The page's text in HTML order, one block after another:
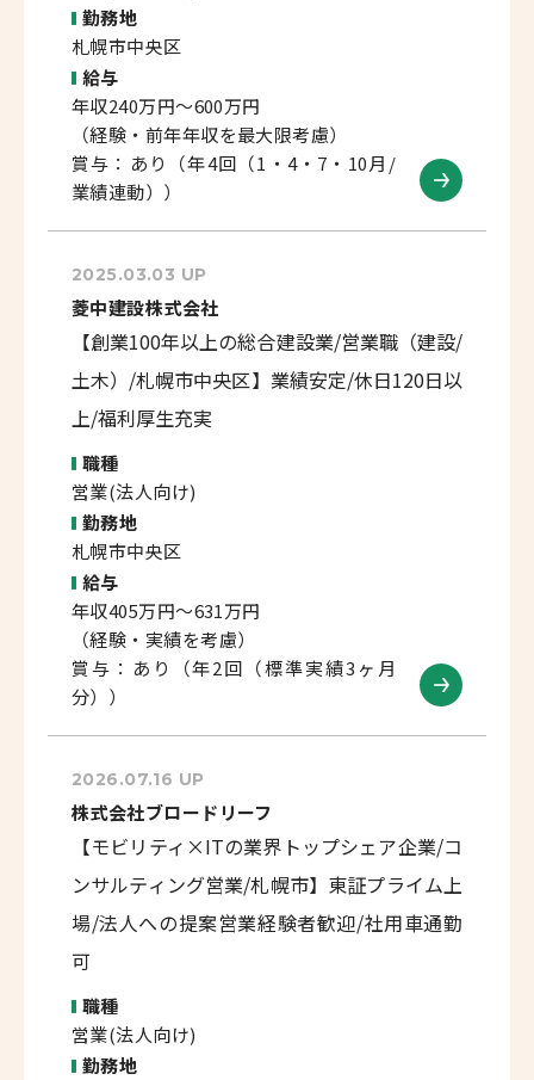
勤務地
札幌市中央区
給与
年収240万円～600万円
（経験・前年年収を最大限考慮）
賞与：あり（年4回（1・4・7・10月/
業績連動））
2025.03.03 UP
菱中建設株式会社
【創業100年以上の総合建設業/営業職（建設/
土木）/札幌市中央区】業績安定/休日120日以
上/福利厚生充実
職種
営業(法人向け)
勤務地
札幌市中央区
給与
年収405万円～631万円
（経験・実績を考慮）
賞与：あり（年2回（標準実績3ヶ月
分））
2026.07.16 UP
株式会社ブロードリーフ
【モビリティ×ITの業界トップシェア企業/コ
ンサルティング営業/札幌市】東証プライム上
場/法人への提案営業経験者歓迎/社用車通勤
可
職種
営業(法人向け)
勤務地